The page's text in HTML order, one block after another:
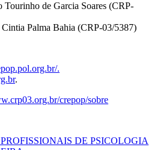
de Garcia Soares (CRP-
Palma Bahia (CRP-03/5387)
.
.
crepop/sobre
DE PSICOLOGIA